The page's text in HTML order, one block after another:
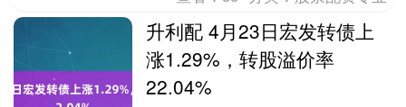
升利配 4月23日宏发转债上
涨1.29%，转股溢价率
22.04%